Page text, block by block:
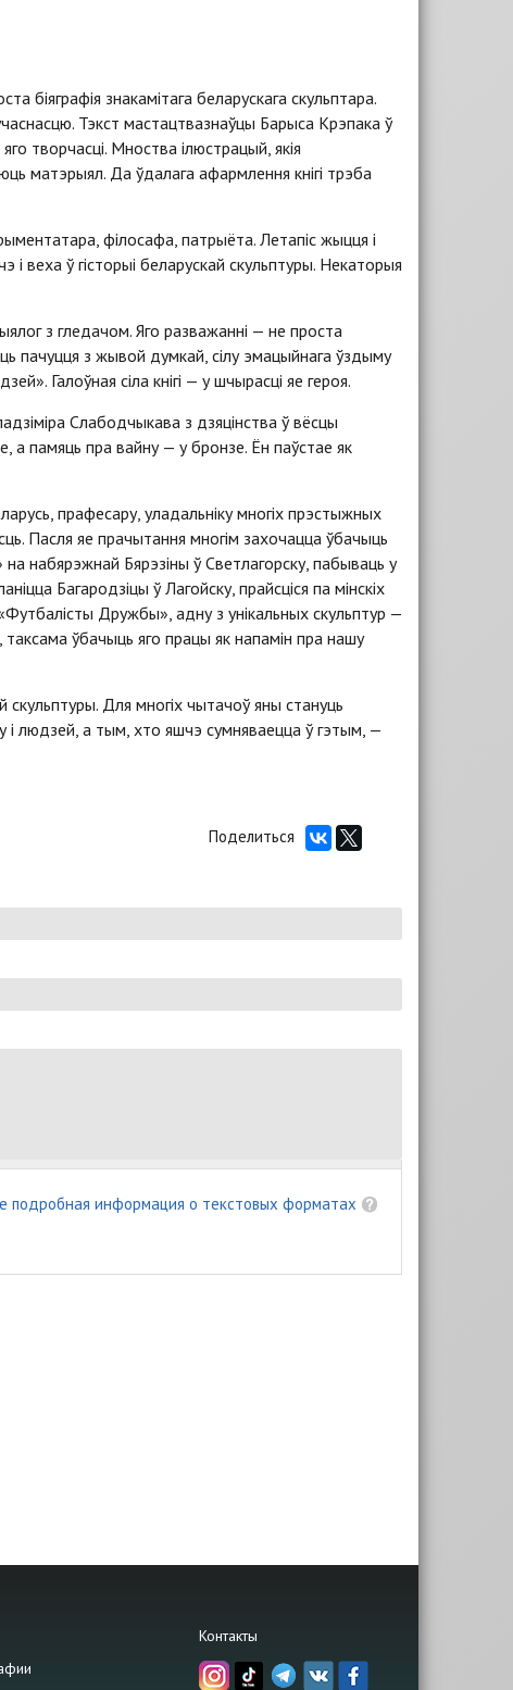
біяграфія знакамітага беларускага скульптара.
Тэкст мастацтвазнаўцы Барыса Крэпака ў
творчасці. Мноства ілюстрацый, якія
матэрыял. Да ўдалага афармлення кнігі трэба
філосафа, патрыёта. Летапіс жыцця і
веха ў гісторыі беларускай скульптуры. Некаторыя
з гледачом. Яго разважанні — не проста
пачуцця з жывой думкай, сілу эмацыйнага ўздыму
Галоўная сіла кнігі — у шчырасці яе героя.
Слабодчыкава з дзяцінства ў вёсцы
памяць пра вайну — у бронзе. Ён паўстае як
прафесару, уладальніку многіх прэстыжных
Пасля яе прачытання многім захочацца ўбачыць
набярэжнай Бярэзіны ў Светлагорску, пабываць у
Багародзіцы ў Лагойску, прайсціся па мінскіх
Дружбы», адну з унікальных скульптур —
таксама ўбачыць яго працы як напамін пра нашу
Для многіх чытачоў яны стануць
людзей, а тым, хто яшчэ сумняваецца ў гэтым, —
Поделиться
подробная информация о текстовых форматах
Контакты